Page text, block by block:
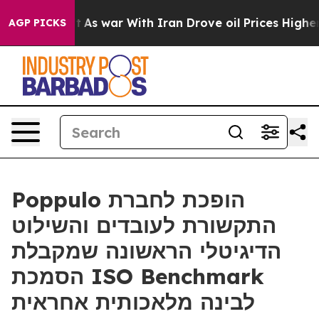
AGP PICKS
it Didn’t As war With Iran Drove oil Prices Higher,
Poppulo הופכת לחברת
התקשורת לעובדים והשילוט
הדיגיטלי הראשונה שמקבלת
הסמכת ISO Benchmark
לבינה מלאכותית אחראית